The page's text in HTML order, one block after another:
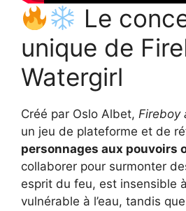
Le
unique de
Watergirl
Créé par Oslo Albet, Fireboy
un jeu de plateforme et de
personnages aux pouvoirs
collaborer pour surmonter
esprit du feu, est insensible
vulnérable à l’eau, tandis